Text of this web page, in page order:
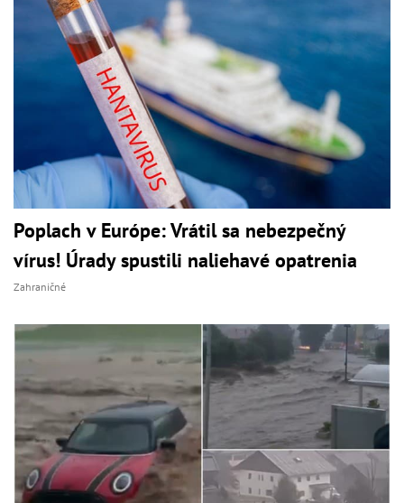
Poplach v Európe: Vrátil sa nebezpečný
vírus! Úrady spustili naliehavé opatrenia
Zahraničné